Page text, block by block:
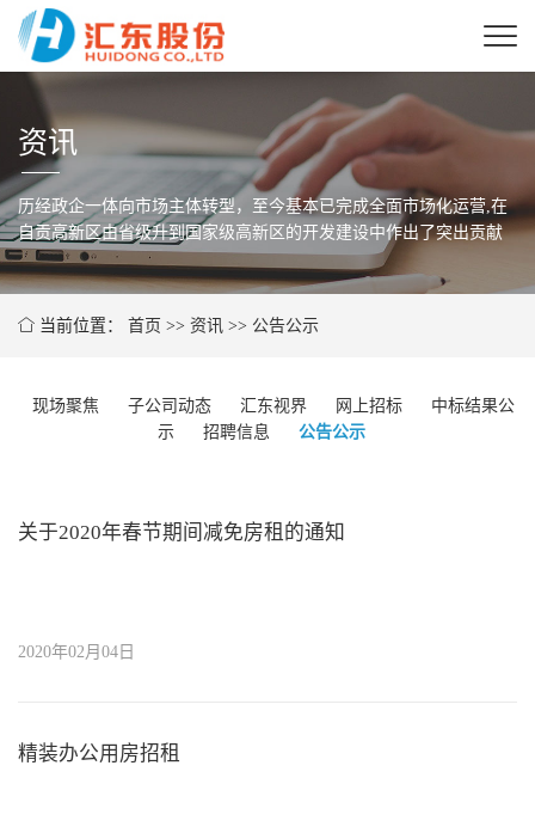
资讯
历经政企一体向市场主体转型，至今基本已完成全面市场化运营,在
自贡高新区由省级升到国家级高新区的开发建设中作出了突出贡献
当前位置： 首页 >> 资讯 >> 公告公示
现场聚焦 子公司动态 汇东视界 网上招标
中标结果公
示
招聘信息 公告公示
关于2020年春节期间减免房租的通知
2020年02月04日
精装办公用房招租